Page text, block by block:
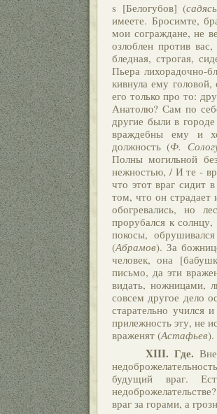
s [Белогубов] (
имеете. Бросимте,
мои сограждане, не
озлоблен против
бледная, строгая,
Пьера лихорадочно-
кивнула ему
его только про то:
Анатолю? Сам по
другие были в
враждебны ему и
должность (Ф.
Полны могильной
нежностью, / И те -
что этот враг сидит
том, что он страдает
обогревались, но
прорубался к
покосы,
(Абрамов). За
человек, она
письмо, да эти
видать, ножницами,
совсем другое дело
старательно учился
прилежность эту, не
враженят (Астафьев).
XIII. Где.
будущий враг.
враг за горами, а